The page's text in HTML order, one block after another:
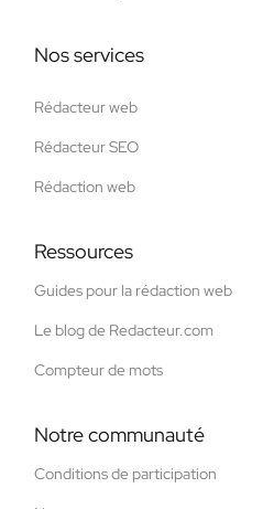
Nos services
Rédacteur web
Rédacteur SEO
Rédaction web
Ressources
Guides pour la rédaction web
Le blog de Redacteur.com
Compteur de mots
Notre communauté
Conditions de participation